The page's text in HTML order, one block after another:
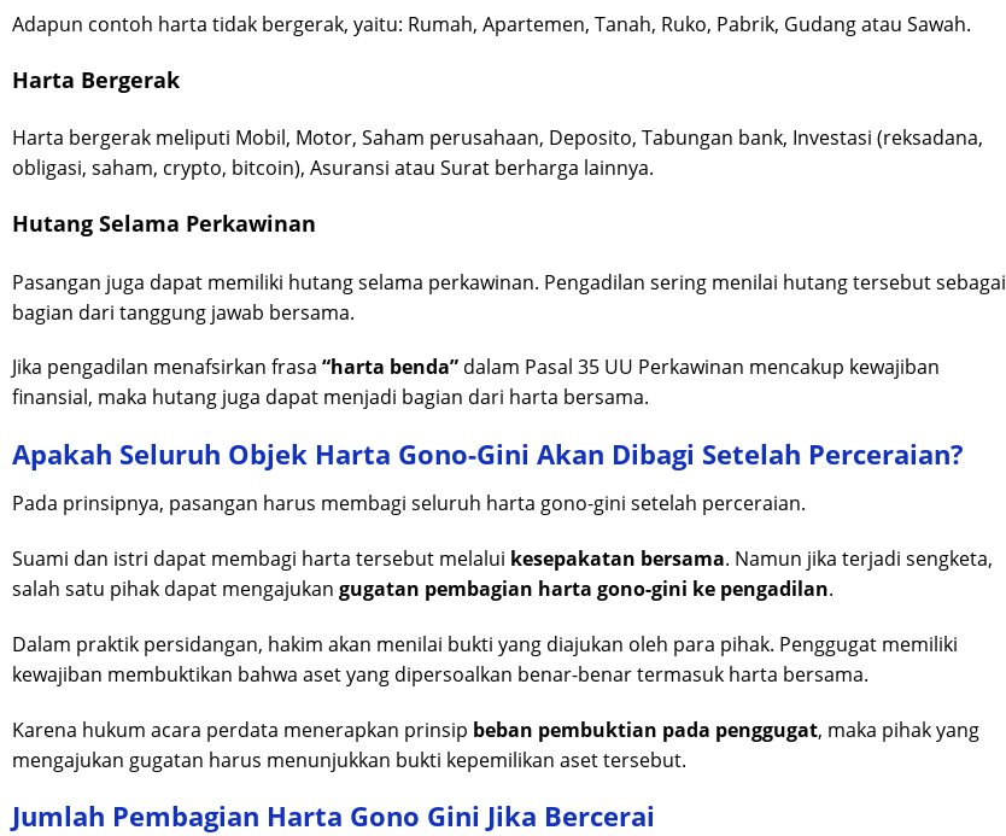
Adapun contoh harta tidak bergerak, yaitu: Rumah, Apartemen, Tanah, Ruko, Pabrik, Gudang atau Sawah.
Harta Bergerak
Harta bergerak meliputi Mobil, Motor, Saham perusahaan, Deposito, Tabungan bank, Investasi (reksadana,
obligasi, saham, crypto, bitcoin), Asuransi atau Surat berharga lainnya.
Hutang Selama Perkawinan
Pasangan juga dapat memiliki hutang selama perkawinan. Pengadilan sering menilai hutang tersebut sebagai
bagian dari tanggung jawab bersama.
Jika pengadilan menafsirkan frasa “harta benda” dalam Pasal 35 UU Perkawinan mencakup kewajiban
finansial, maka hutang juga dapat menjadi bagian dari harta bersama.
Apakah Seluruh Objek Harta Gono-Gini Akan Dibagi Setelah Perceraian?
Pada prinsipnya, pasangan harus membagi seluruh harta gono-gini setelah perceraian.
Suami dan istri dapat membagi harta tersebut melalui kesepakatan bersama. Namun jika terjadi sengketa,
salah satu pihak dapat mengajukan gugatan pembagian harta gono-gini ke pengadilan.
Dalam praktik persidangan, hakim akan menilai bukti yang diajukan oleh para pihak. Penggugat memiliki
kewajiban membuktikan bahwa aset yang dipersoalkan benar-benar termasuk harta bersama.
Karena hukum acara perdata menerapkan prinsip beban pembuktian pada penggugat, maka pihak yang
mengajukan gugatan harus menunjukkan bukti kepemilikan aset tersebut.
Jumlah Pembagian Harta Gono Gini Jika Bercerai